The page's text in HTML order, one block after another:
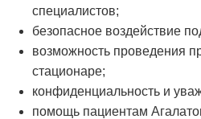
специалистов;
безопасное воздействие
возможность проведения
стационаре;
конфиденциальность и
помощь пациентам